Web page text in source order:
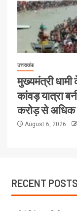
उत्तराखंड
मुख्यमंत्री
कांवड़ यात्रा
करोड़ से अधिक
August 6, 2026
RECENT POSTS